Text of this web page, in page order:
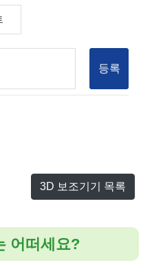
등록
3D 보조기기 목록
어떠세요?